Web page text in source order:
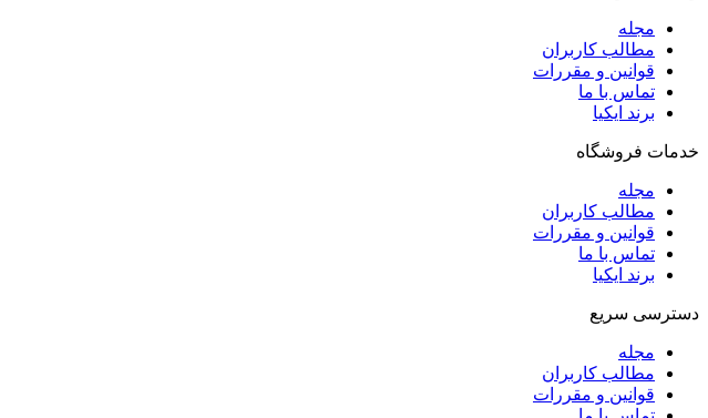
مجله
مطالب کاربران
قوانین و مقررات
تماس با ما
برند ایکیا
خدمات فروشگاه
مجله
مطالب کاربران
قوانین و مقررات
تماس با ما
برند ایکیا
دسترسی سریع
مجله
مطالب کاربران
قوانین و مقررات